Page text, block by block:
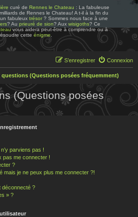
curé de Rennes le Chateau : La fabuleuse
de Rennes le Chateau! A t-il à la fin du
fabuleux trésor? Sommes nous face à une
? Au prieuré de sion? Aux wisigoths? Ce
vous aidera peut-être à comprendre ou à
cetteénigme
Connexion
S’enregistrer
questions (Questions posées fréquemment)
(Questions posées
parviens pas !
pas me connecter !
?
mais je ne peux plus me connecter ?!
déconnecté ?
» ?